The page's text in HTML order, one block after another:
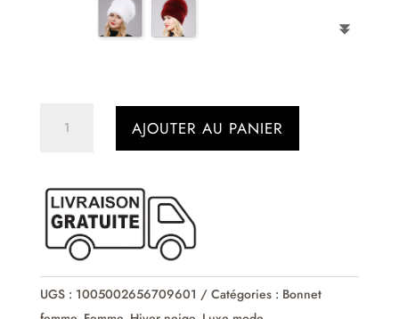
en
fourrure
de
renard
&
AJOUTER AU PANIER
UGS : 1005002656709601 Catégories : Bonnet